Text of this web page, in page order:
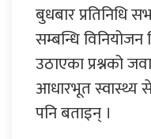
बुधबार प्रतिनिधि
सम्बन्धि
उठाएका प्रश्नको
आधारभूत स्वास्थ्य
पनि बताइन् ।